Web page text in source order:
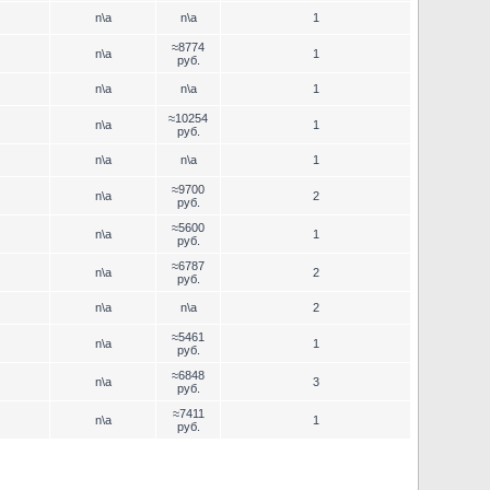
n\a n\a 1
n\a
≈8774
руб.
1
n\a n\a 1
n\a
≈10254
руб.
1
n\a n\a 1
n\a
≈9700
руб.
2
n\a
≈5600
руб.
1
n\a
≈6787
руб.
2
n\a n\a 2
n\a
≈5461
руб.
1
n\a
≈6848
руб.
3
n\a
≈7411
руб.
1